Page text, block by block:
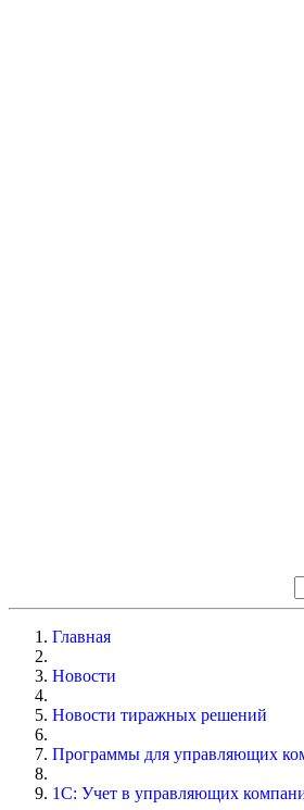
Главная
Новости
Новости тиражных решений
Программы для управляющих
1С: Учет в управляющих